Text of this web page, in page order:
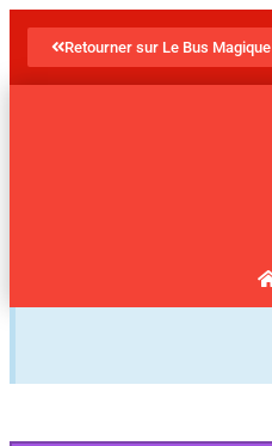
Retourner sur Le Bus Magique